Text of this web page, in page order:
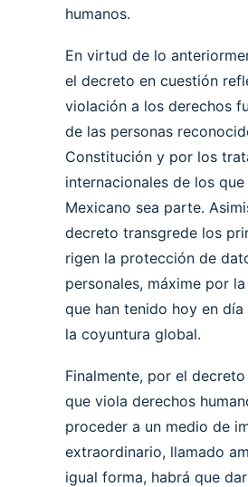
humanos.
En virtud de lo
el decreto en cuestión
violación a los derechos
de las personas
Constitución y por los
internacionales de los
Mexicano sea parte.
decreto transgrede los
rigen la protección de
personales, máxime por
que han tenido hoy en
la coyuntura global.
Finalmente, por el
que viola derechos
proceder a un medio de
extraordinario, llamado
igual forma, habrá que